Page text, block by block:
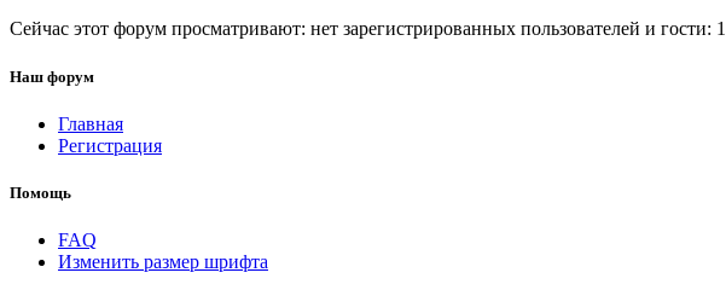
Сейчас этот форум просматривают: нет зарегистрированных пользователей и гости: 1
Наш форум
Главная
Регистрация
Помощь
FAQ
Изменить размер шрифта